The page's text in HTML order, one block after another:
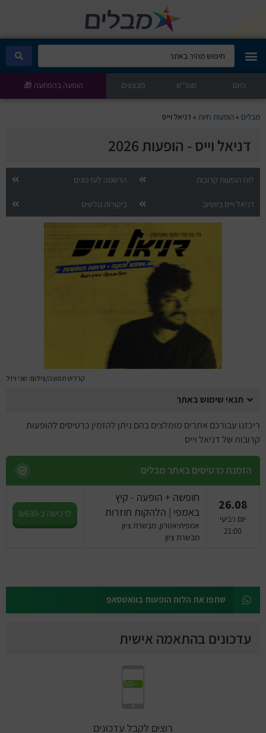
מבלים קלאב
הופעות היום
סטנדאפ
הצגות ילדים
הופעות חיות
הצגות תיאטרון
חופשה והופעה
היום סופ"ש מבצעים הופעה בהפתעה 🎁
מבלים »הופעות חיות » דניאל וייס
דניאל וייס - הופעות 2026
לוח הופעות קרובות הרשמה לעדכונים
דניאל וייס ביוטיוב ביקורות גולשים
קרדיט תמונה/צילום: שני ויזל
תנאי שימוש באתר
ריכזנו עבורכם אתרים מומלצים בהם ניתן להזמין כרטיסים להופעות
קרובות של דניאל וייס
הזמנת כרטיסים באתר מבלים
26.08
יום רביעי
21:00
חופשה + הופעה - קיץ
באמפי | הלהקות חוזרות
אמפיתיאטרון, מבשרת ציון
מבשרת ציון
לרכישה ב-₪630
שתפו את הלוח הופעות בוואטסאפ
עדכונים בהתאמה אישית
רוצים לקבל עדכונים